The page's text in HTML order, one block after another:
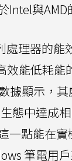
Intel與AMD
處理器的能
效能低耗能
據顯示，
態中達成
一點能在
筆電用